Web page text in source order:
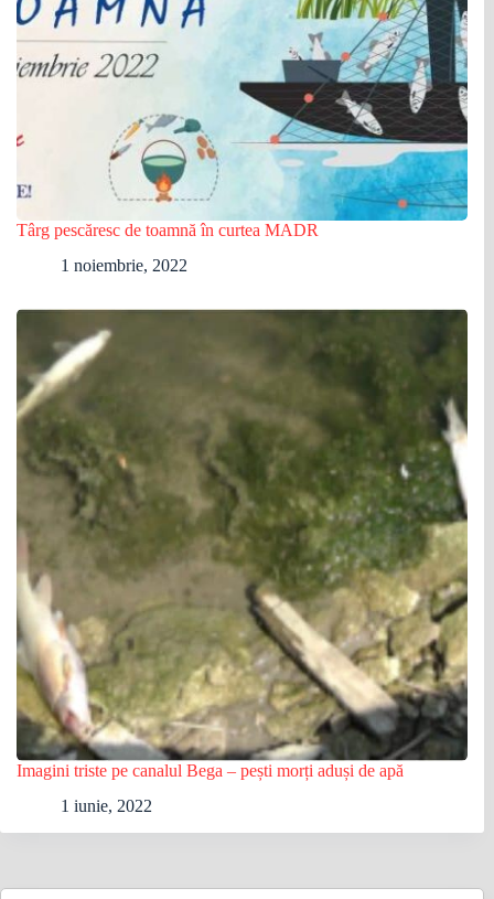
Târg pescăresc de toamnă în curtea MADR
1 noiembrie, 2022
Imagini triste pe canalul Bega – pești morți aduși de apă
1 iunie, 2022